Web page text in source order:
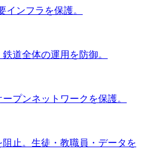
インフラを保護。
道全体の運用を防御。
プンネットワークを保護。
止。生徒・教職員・データを